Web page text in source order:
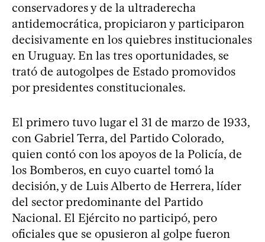
conservadores y de la ultraderecha
antidemocrática, propiciaron y participaron
decisivamente en los quiebres institucionales
en Uruguay. En las tres oportunidades, se
trató de autogolpes de Estado promovidos
por presidentes constitucionales.
El primero tuvo lugar el 31 de marzo de 1933,
con Gabriel Terra, del Partido Colorado,
quien contó con los apoyos de la Policía, de
los Bomberos, en cuyo cuartel tomó la
decisión, y de Luis Alberto de Herrera, líder
del sector predominante del Partido
Nacional. El Ejército no participó, pero
oficiales que se opusieron al golpe fueron